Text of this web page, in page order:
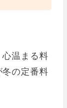
温まる料
の定番料